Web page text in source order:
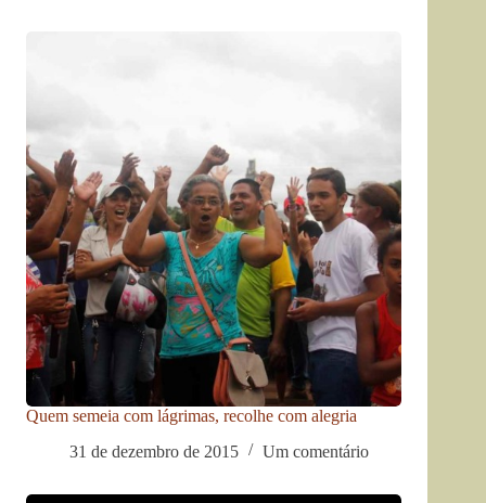
Quem semeia com lágrimas, recolhe com alegria
31 de dezembro de 2015
Um comentário